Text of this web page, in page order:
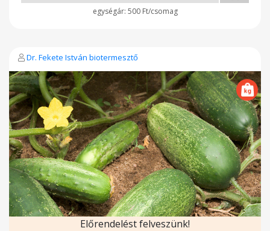
500 Ft/csomag
Dr. Fekete István biotermesztő
Előrendelést felveszünk!